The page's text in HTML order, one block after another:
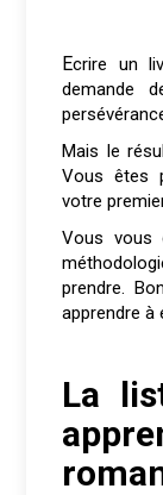
Ecrire un livre n’est pas une chose facile. Cela
demande
Mais le
Vous êtes
votre
Vous vous
prendre.
apprendre à
La